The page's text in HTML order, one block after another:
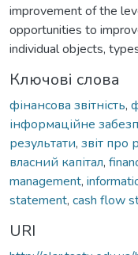
improvement of the
opportunities to
individual objects,
Ключові слова
фінансова звітність,
інформаційне
результати, звіт про
власний капітал,
management,
statement, cash flow
URI